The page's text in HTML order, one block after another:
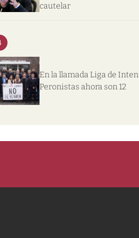
cautelar
En la llamada Liga de
Peronistas ahora son 12